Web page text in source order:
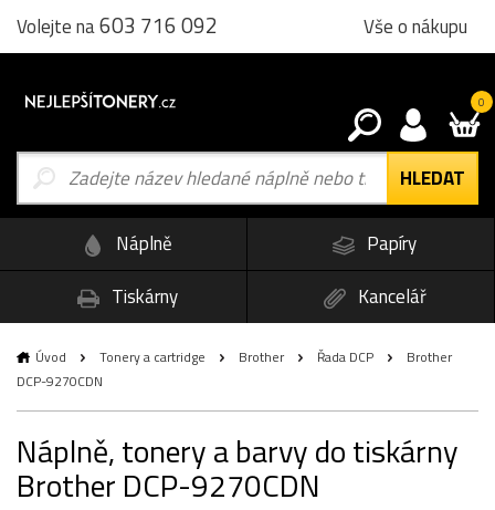
Volejte na603 716 092 Vše o nákupu
0
Náplně
Papíry
Tiskárny
Kancelář
Úvod Tonery a cartridge Brother Řada DCP
Brother
DCP-9270CDN
Náplně, tonery a barvy do tiskárny
Brother DCP-9270CDN